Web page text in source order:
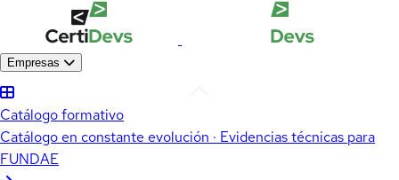
Empresas
Catálogo formativo
Catálogo en constante evolución · Evidencias técnicas para
FUNDAE